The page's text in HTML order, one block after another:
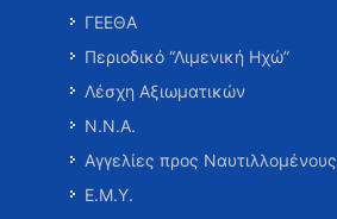
ΓΕΕΘΑ
Περιοδικό “Λιμενική Ηχώ”
Λέσχη Αξιωματικών
Ν.Ν.Α.
Αγγελίες προς Ναυτιλλομένους
Ε.Μ.Υ.